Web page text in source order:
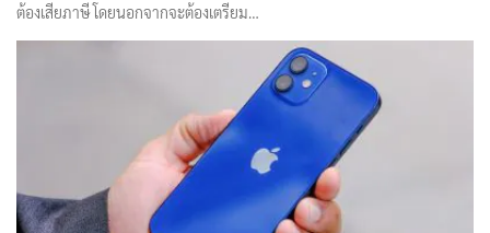
ต้องเสียภาษี โดยนอกจากจะต้องเตรียม…